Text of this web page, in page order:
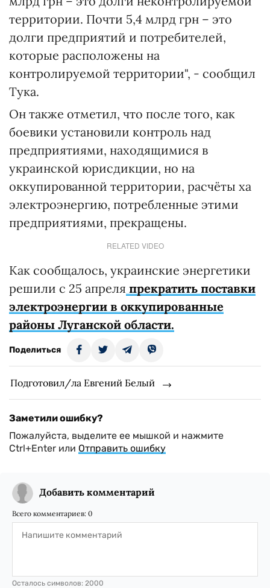
территории. Почти 5,4 млрд грн – это
долги предприятий и потребителей,
которые расположены на
контролируемой территории", - сообщил
Тука.
Он также отметил, что после того, как
боевики установили контроль над
предприятиями, находящимися в
украинской юрисдикции, но на
оккупированной территории, расчёты ха
электроэнергию, потребленные этими
предприятиями, прекращены.
RELATED VIDEO
Как сообщалось, украинские энергетики
решили с 25 апреля прекратить поставки
электроэнергии в оккупированные
районы Луганской области.
Поделиться
Подготовил/ла Евгений Белый
Заметили ошибку?
Пожалуйста, выделите ее мышкой и нажмите
Ctrl+Enter или Отправить ошибку
Добавить комментарий
Всего комментариев: 0
Осталось символов: 2000